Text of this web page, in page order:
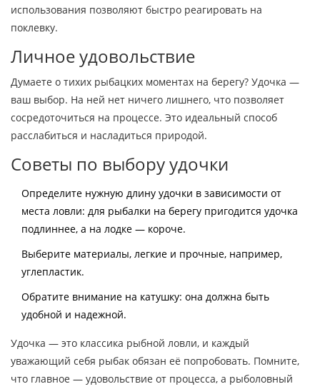
использования позволяют быстро реагировать на
поклевку.
Личное удовольствие
Думаете о тихих рыбацких моментах на берегу? Удочка —
ваш выбор. На ней нет ничего лишнего, что позволяет
сосредоточиться на процессе. Это идеальный способ
расслабиться и насладиться природой.
Советы по выбору удочки
Определите нужную длину удочки в зависимости от
места ловли: для рыбалки на берегу пригодится удочка
подлиннее, а на лодке — короче.
Выберите материалы, легкие и прочные, например,
углепластик.
Обратите внимание на катушку: она должна быть
удобной и надежной.
Удочка — это классика рыбной ловли, и каждый
уважающий себя рыбак обязан её попробовать. Помните,
что главное — удовольствие от процесса, а рыболовный